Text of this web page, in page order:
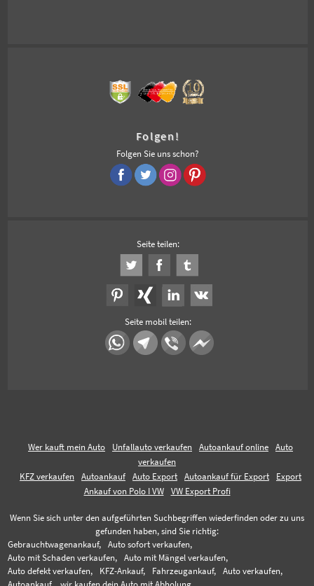
Folgen!
Folgen Sie uns schon?
Seite teilen:
Seite mobil teilen:
Wer kauft mein Auto Unfallauto verkaufen Autoankauf online
Auto
verkaufen
KFZ verkaufen
Autoankauf Auto Export Autoankauf für Export
Export
Ankauf von Polo I VW
VW Export Profi
Wenn Sie sich unter den aufgeführten Suchbegriffen wiederfinden oder zu uns
gefunden haben, sind Sie richtig:
Gebrauchtwagenankauf,
Auto sofort verkaufen,
Auto mit Schaden verkaufen,
Auto mit Mängel verkaufen,
Auto defekt verkaufen,
KFZ-Ankauf, Fahrzeugankauf,
Auto verkaufen,